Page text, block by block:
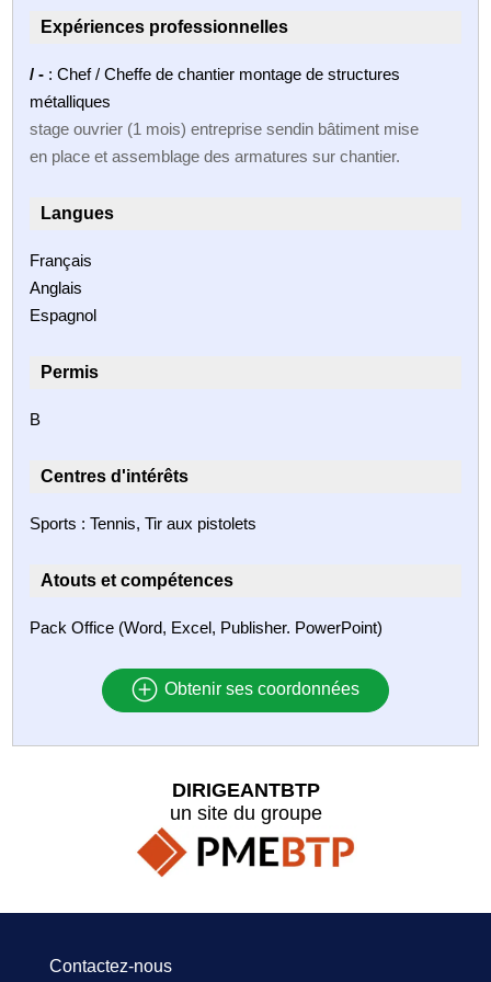
Expériences professionnelles
/ - : Chef / Cheffe de chantier montage de structures
métalliques
stage ouvrier (1 mois) entreprise sendin bâtiment mise
en place et assemblage des armatures sur chantier.
Langues
Français
Anglais
Espagnol
Permis
B
Centres d'intérêts
Sports : Tennis, Tir aux pistolets
Atouts et compétences
Pack Office (Word, Excel, Publisher. PowerPoint)
Obtenir ses coordonnées
DIRIGEANTBTP
un site du groupe
Contactez-nous